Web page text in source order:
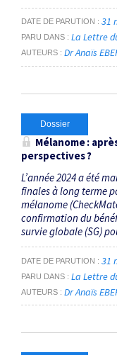
DATE DE PARUTION 31
PARU DANS La Lettre
AUTEURS Dr Anaïs
Dossier
Mélanome :
perspectives ?
L’année 2024 a été
finales à long terme
mélanome
confirmation du
survie globale (SG)
DATE DE PARUTION 31
PARU DANS La Lettre
AUTEURS Dr Anaïs